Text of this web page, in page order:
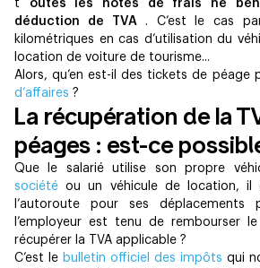
t outes les notes de frais ne
déduction de TVA . C’est le cas
kilométriques en cas d’utilisation du
location de voiture de tourisme...
Alors, qu’en est-il des tickets de péage
d’affaires ?
La récupération de la
péages : est-ce
Que le salarié utilise son propre
sociétéou un véhicule de location, il
l’autoroute pour ses déplacements
l’employeur est tenu de rembourser
récupérer la TVA applicable ?
C’est le bulletin officiel des impôts qui